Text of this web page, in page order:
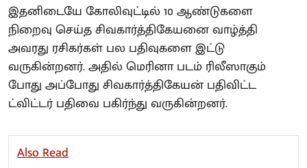
இதனிடையே கோலிவுட்டில் 10 ஆண்டுகளை
நிறைவு செய்த சிவகார்த்திகேயனை வாழ்த்தி
அவரது ரசிகர்கள் பல பதிவுகளை இட்டு
வருகின்றனர். அதில் மெரினா படம் ரிலீஸாகும்
போது அப்போது சிவகார்த்திகேயன் பதிவிட்ட
ட்விட்டர் பதிவை பகிர்ந்து வருகின்றனர்.
Also Read